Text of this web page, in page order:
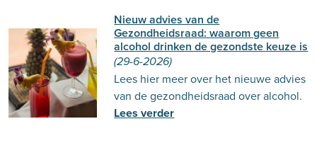
Nieuw advies van de
Gezondheidsraad: waarom geen
alcohol drinken de gezondste keuze is
(29-6-2026)
Lees hier meer over het nieuwe advies
van de gezondheidsraad over alcohol.
Lees verder